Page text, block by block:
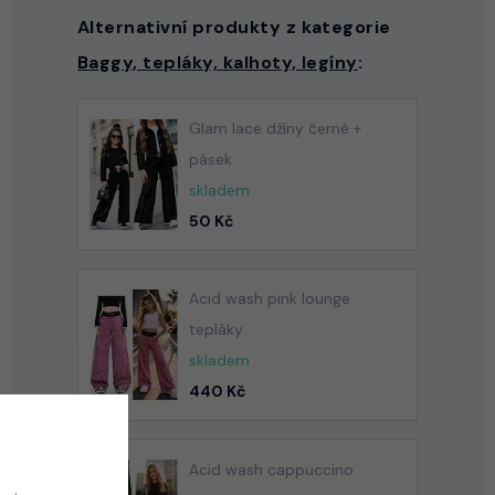
Alternativní produkty z kategorie
Baggy, tepláky, kalhoty, legíny:
Glam lace džíny černé +
pásek
skladem
50 Kč
Acid wash pink lounge
tepláky
skladem
440 Kč
Acid wash cappuccino